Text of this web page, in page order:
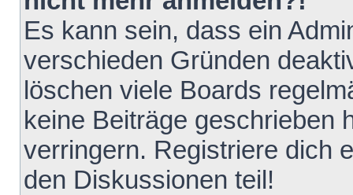
Es kann sein, dass ein
verschieden Gründen
löschen viele Boards
keine Beiträge geschrieben
verringern. Registriere dich
den Diskussionen teil!